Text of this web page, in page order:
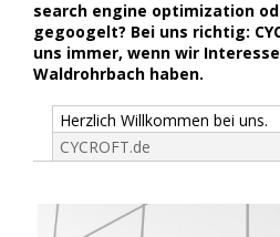
search engine optimization
gegoogelt? Bei uns richtig:
uns immer, wenn wir
Waldrohrbach haben.
Herzlich Willkommen bei uns.
CYCROFT.de